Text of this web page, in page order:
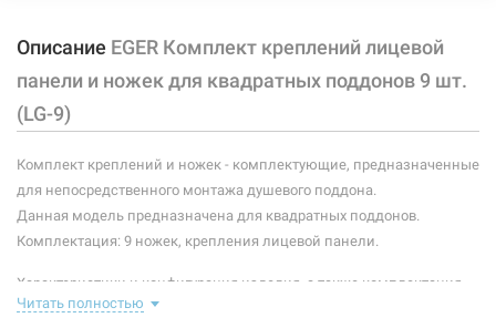
Описание EGER Комплект креплений лицевой
панели и ножек для квадратных поддонов 9 шт.
(LG-9)
Комплект креплений и ножек - комплектующие, предназначенные
для непосредственного монтажа душевого поддона.
Данная модель предназначена для квадратных поддонов.
Комплектация: 9 ножек, крепления лицевой панели.
Характеристики и конфигурация изделия, а также комплектация
товара могут изменяться производителем без уведомления. За
Читать полностью